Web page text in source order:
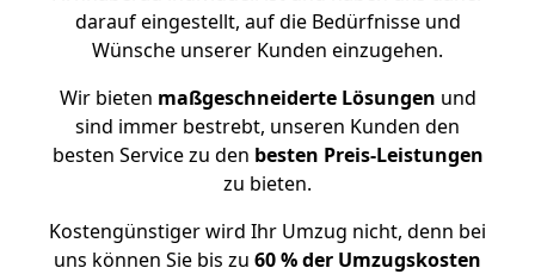
darauf eingestellt, auf die Bedürfnisse und
Wünsche unserer Kunden einzugehen.
Wir bieten maßgeschneiderte Lösungen und
sind immer bestrebt, unseren Kunden den
besten Service zu den besten Preis-Leistungen
zu bieten.
Kostengünstiger wird Ihr Umzug nicht, denn bei
uns können Sie bis zu 60 % der Umzugskosten